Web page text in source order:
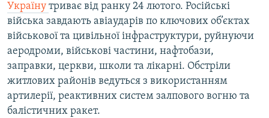
Україну триває від ранку 24 лютого. Російські
війська завдають авіаударів по ключових об’єктах
військової та цивільної інфраструктури, руйнуючи
аеродроми, військові частини, нафтобази,
заправки, церкви, школи та лікарні. Обстріли
житлових районів ведуться з використанням
артилерії, реактивних систем залпового вогню та
балістичних ракет.